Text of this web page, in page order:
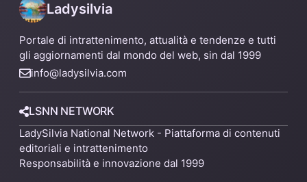
Ladysilvia
Portale di intrattenimento, attualità e tendenze e tutti
gli aggiornamenti dal mondo del web, sin dal 1999
info@ladysilvia.com
LSNN NETWORK
LadySilvia National Network - Piattaforma di contenuti
editoriali e intrattenimento
Responsabilità e innovazione dal 1999